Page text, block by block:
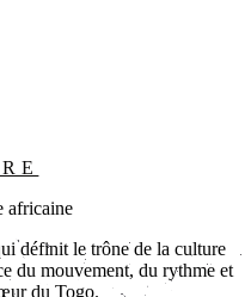
africaine
définit le trône de la culture
du mouvement, du rythme et
du Togo.